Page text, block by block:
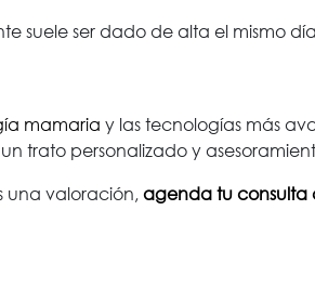
suele ser dado de alta el mismo
mamaria y las tecnologías más
trato personalizado y
una valoración,agenda tu consulta